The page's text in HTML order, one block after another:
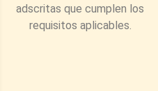
adscritas que cumplen los
requisitos aplicables.